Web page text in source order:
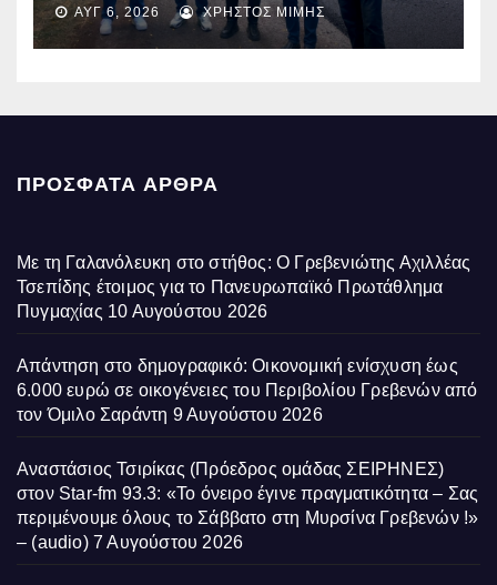
Περιβόλι – Αβδέλλα
ΑΥΓ 6, 2026 ΧΡΉΣΤΟΣ ΜΊΜΗΣ
ΠΡΌΣΦΑΤΑ ΆΡΘΡΑ
Με τη Γαλανόλευκη στο στήθος: Ο Γρεβενιώτης Αχιλλέας
Τσεπίδης έτοιμος για το Πανευρωπαϊκό Πρωτάθλημα
Πυγμαχίας 10 Αυγούστου 2026
Απάντηση στο δημογραφικό: Οικονομική ενίσχυση έως
6.000 ευρώ σε οικογένειες του Περιβολίου Γρεβενών από
τον Όμιλο Σαράντη 9 Αυγούστου 2026
Αναστάσιος Τσιρίκας (Πρόεδρος ομάδας ΣΕΙΡΗΝΕΣ)
στον Star-fm 93.3: «Το όνειρο έγινε πραγματικότητα – Σας
περιμένουμε όλους το Σάββατο στη Μυρσίνα Γρεβενών !»
– (audio) 7 Αυγούστου 2026